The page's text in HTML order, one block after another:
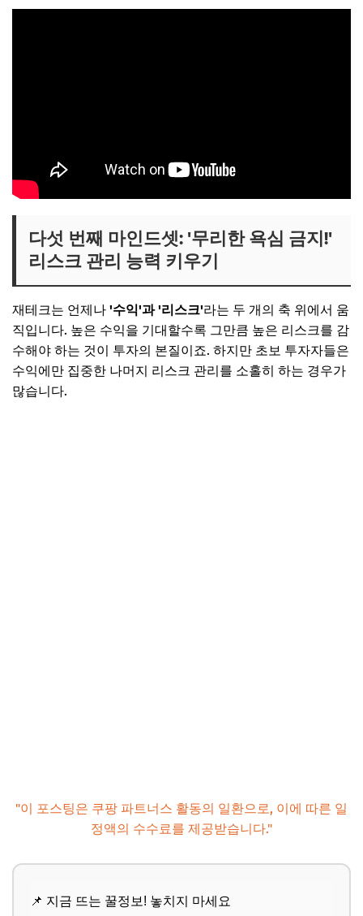
다섯 번째 마인드셋: '무리한 욕심 금지!'
리스크 관리 능력 키우기
재테크는 언제나 '수익'과 '리스크'라는 두 개의 축 위에서 움
직입니다. 높은 수익을 기대할수록 그만큼 높은 리스크를 감
수해야 하는 것이 투자의 본질이죠. 하지만 초보 투자자들은
수익에만 집중한 나머지 리스크 관리를 소홀히 하는 경우가
많습니다.
"이 포스팅은 쿠팡 파트너스 활동의 일환으로, 이에 따른 일
정액의 수수료를 제공받습니다."
📌 지금 뜨는 꿀정보! 놓치지 마세요